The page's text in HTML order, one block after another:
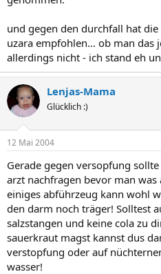
und gegen den durchfall hat
uzara empfohlen... ob man das
allerdings nicht - ich stand eh
Lenjas-Mama
Glücklich :)
12 Mai 2004
Gerade gegen versopfung
arzt nachfragen bevor man
einiges abführzeug kann wohl
den darm noch träger! Solltest
salzstangen und keine cola zu
sauerkraut magst kannst dus
verstopfung oder auf
wasser!